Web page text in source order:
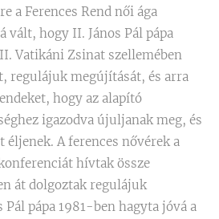
a Ferences Rend női ága
vált, hogy II. János Pál pápa
Vatikáni Zsinat szellemében
regulájuk megújítását, és arra
hogy az alapító
igazodva újuljanak meg, és
éljenek. A ferences nővérek a
hívtak össze
át dolgoztak regulájuk
pápa 1981-ben hagyta jóvá a